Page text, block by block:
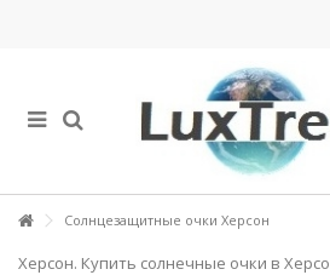
Солнцезащитные очки Херсон
Херсон. Купить солнечные очки в Херсо